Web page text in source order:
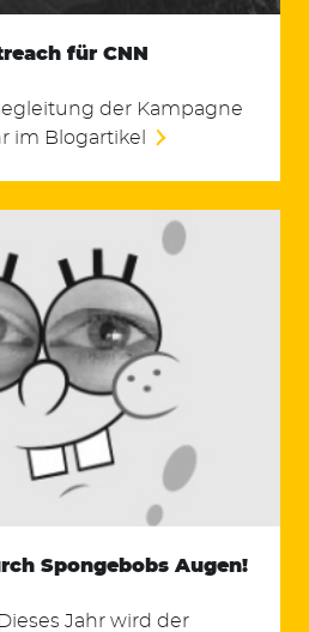
für CNN
der Kampagne
im Blogartikel
Spongebobs Augen!
Jahr wird der